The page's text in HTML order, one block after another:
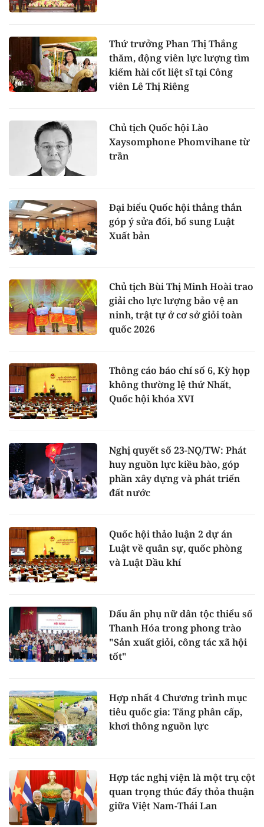
Thứ trưởng Phan Thị Thắng
thăm, động viên lực lượng tìm
kiếm hài cốt liệt sĩ tại Công
viên Lê Thị Riêng
Chủ tịch Quốc hội Lào
Xaysomphone Phomvihane từ
trần
Đại biểu Quốc hội thẳng thắn
góp ý sửa đổi, bổ sung Luật
Xuất bản
Chủ tịch Bùi Thị Minh Hoài trao
giải cho lực lượng bảo vệ an
ninh, trật tự ở cơ sở giỏi toàn
quốc 2026
Thông cáo báo chí số 6, Kỳ họp
không thường lệ thứ Nhất,
Quốc hội khóa XVI
Nghị quyết số 23-NQ/TW: Phát
huy nguồn lực kiều bào, góp
phần xây dựng và phát triển
đất nước
Quốc hội thảo luận 2 dự án
Luật về quân sự, quốc phòng
và Luật Dầu khí
Dấu ấn phụ nữ dân tộc thiểu số
Thanh Hóa trong phong trào
"Sản xuất giỏi, công tác xã hội
tốt"
Hợp nhất 4 Chương trình mục
tiêu quốc gia: Tăng phân cấp,
khơi thông nguồn lực
Hợp tác nghị viện là một trụ cột
quan trọng thúc đẩy thỏa thuận
giữa Việt Nam-Thái Lan